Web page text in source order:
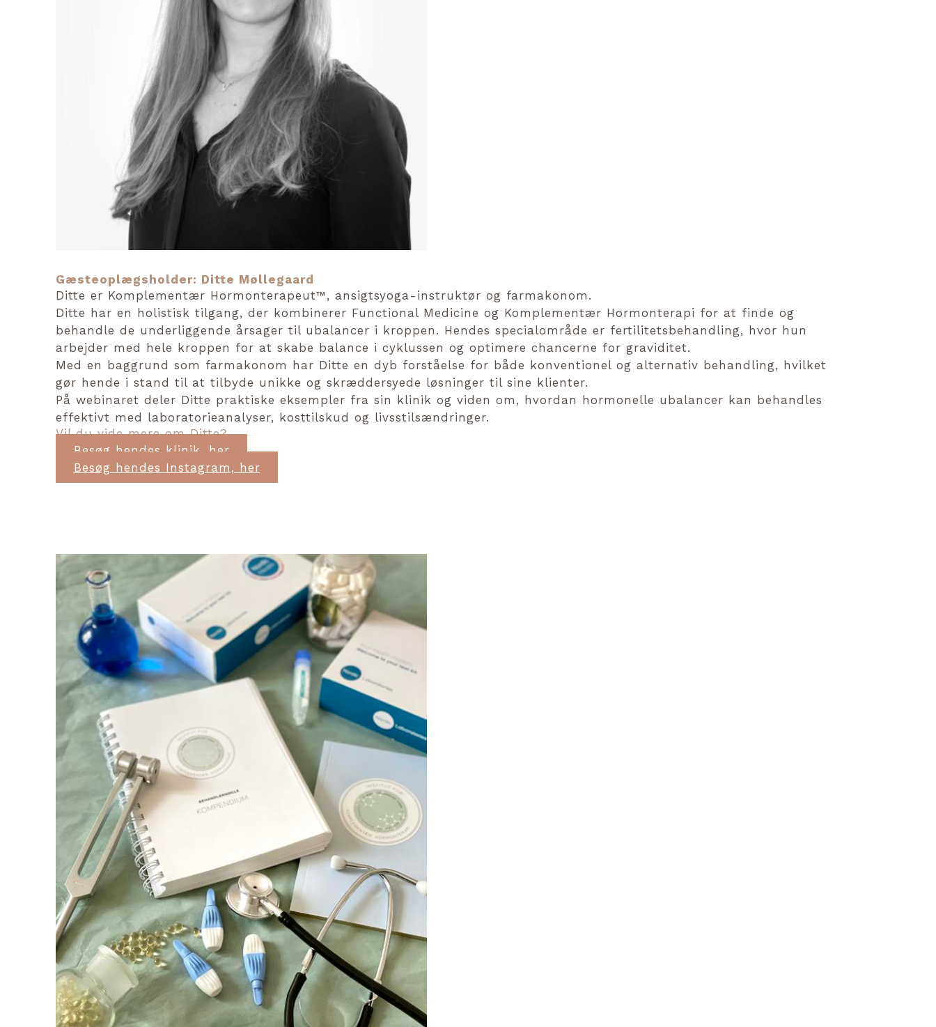
Gæsteoplægsholder: Ditte Møllegaard
Ditte er Komplementær Hormonterapeut™️, ansigtsyoga-instruktør og farmakonom.
Ditte har en holistisk tilgang, der kombinerer Functional Medicine og Komplementær Hormonterapi for at finde og
behandle de underliggende årsager til ubalancer i kroppen. Hendes specialområde er fertilitetsbehandling, hvor hun
arbejder med hele kroppen for at skabe balance i cyklussen og optimere chancerne for graviditet.
Med en baggrund som farmakonom har Ditte en dyb forståelse for både konventionel og alternativ behandling, hvilket
gør hende i stand til at tilbyde unikke og skræddersyede løsninger til sine klienter.
På webinaret deler Ditte praktiske eksempler fra sin klinik og viden om, hvordan hormonelle ubalancer kan behandles
effektivt med laboratorieanalyser, kosttilskud og livsstilsændringer.
Vil du vide mere om Ditte?
Besøg hendes klinik, her
Besøg hendes Instagram, her